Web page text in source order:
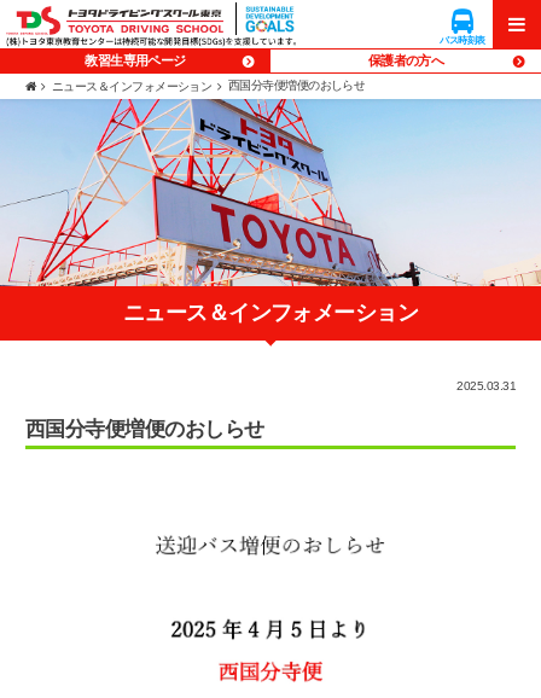
バス時刻表
教習生専用ページ 保護者の方へ
メニ
ュー
入校予約
企業向け
研修
貸会議室
バス時刻表
メニ
ュー
ニュース＆インフォメーション 西国分寺便増便のおしらせ
ニュース＆インフォメーション
2025.03.31
西国分寺便増便のおしらせ